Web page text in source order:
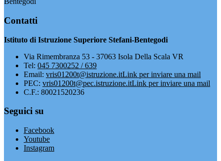
Contatti
Istituto di Istruzione Superiore Stefani-Bentegodi
Via Rimembranza 53 - 37063 Isola Della Scala VR
Tel: 045 7300252 / 639
Email: vris01200t@istruzione.itLink per inviare una mail
PEC: vris01200t@pec.istruzione.itLink per inviare una mail
C.F.: 80021520236
Seguici su
Facebook
Youtube
Instagram